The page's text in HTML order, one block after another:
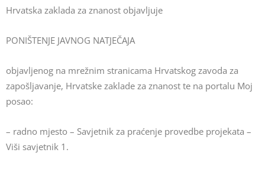
Hrvatska zaklada za znanost objavljuje
PONIŠTENJE JAVNOG NATJEČAJA
objavljenog na mrežnim stranicama Hrvatskog zavoda za
zapošljavanje, Hrvatske zaklade za znanost te na portalu Moj
posao:
– radno mjesto – Savjetnik za praćenje provedbe projekata –
Viši savjetnik 1.